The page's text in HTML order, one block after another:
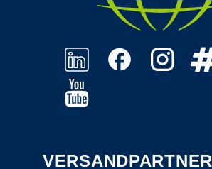
VERSANDPARTNER